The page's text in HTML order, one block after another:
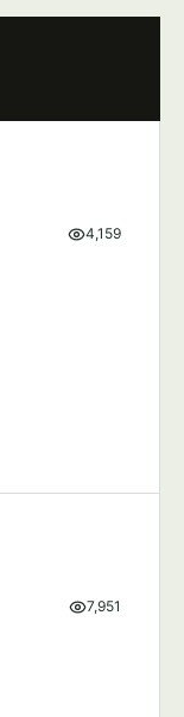
4,159
7,951